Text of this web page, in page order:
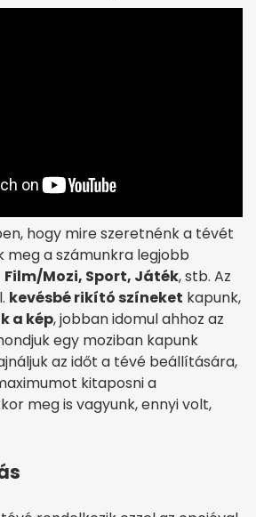
hogy mire szeretnénk a tévét
meg a számunkra legjobb
Film/Mozi, Sport, Játék, stb. Az
kevésbé rikító színeket kapunk,
a kép, jobban idomul ahhoz az
egy moziban kapunk
az időt a tévé beállítására,
kitaposni a
meg is vagyunk, ennyi volt,